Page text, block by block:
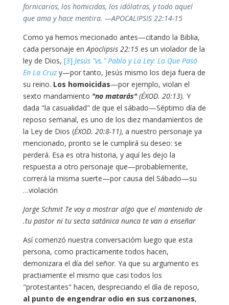
fornicarios, los homicidas, los idólatras, y todo aquel
que ama y hace mentira. —APOCALIPSIS 22:14-15
Como ya hemos mecionado antes—citando la Biblia,
cada personaje enApoclipsis 22:15es un violador de la
ley de Dios, [3] Jesús "vs." Pablo y La Ley: Lo Que Pasó
En La Cruzy—por tanto, Jesús mismo los deja fuera de
su reino. Los homoicidas—por ejemplo, violan el
sexto mandamiento "no matarás"(ÉXOD. 20:13). Y
dada "la casualidad" de que el sábado—Séptimo día de
reposo semanal, es uno de los diez mandamientos de
la Ley de Dios (ÉXOD. 20:8-11), a nuestro personaje ya
mencionado, pronto se le cumplirá su deseo: se
perderá. Esa es otra historia, y aquí les dejo la
respuesta a otro personaje que—probablemente,
correrá la misma suerte—por causa del Sábado—su
violación…
Jorge Schmit Te voy a mostrar algo que el mantenido de
tu pastor ni tu secta satánica nunca te van a enseñar.
Así comenzó nuestra conversacióm luego que esta
persona, como practicamente todos hacen,
demonizara el día del señor. Ya que su argumento es
practiamente el mismo que casi todos los
"protestantes" hacen, despreciando el día de reposo,
al punto de engendrar odio en sus corzanones,